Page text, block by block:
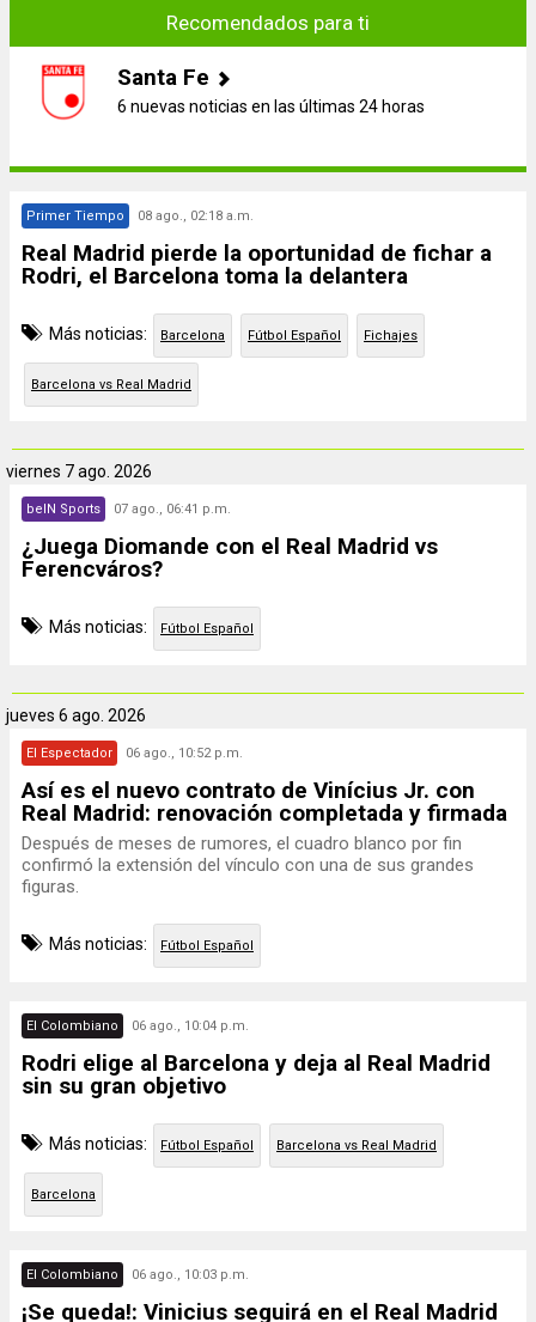
Recomendados para ti
Santa Fe
6 nuevas noticias en las últimas 24 horas
Primer Tiempo 08 ago., 02:18 a.m.
Real Madrid pierde la oportunidad de fichar a
Rodri, el Barcelona toma la delantera
Más noticias: Barcelona Fútbol Español Fichajes
Barcelona vs Real Madrid
viernes 7 ago. 2026
beIN Sports 07 ago., 06:41 p.m.
¿Juega Diomande con el Real Madrid vs
Ferencváros?
Más noticias: Fútbol Español
jueves 6 ago. 2026
El Espectador 06 ago., 10:52 p.m.
Así es el nuevo contrato de Vinícius Jr. con
Real Madrid: renovación completada y firmada
Después de meses de rumores, el cuadro blanco por fin
confirmó la extensión del vínculo con una de sus grandes
figuras.
Más noticias: Fútbol Español
El Colombiano 06 ago., 10:04 p.m.
Rodri elige al Barcelona y deja al Real Madrid
sin su gran objetivo
Más noticias: Fútbol Español Barcelona vs Real Madrid
Barcelona
El Colombiano 06 ago., 10:03 p.m.
¡Se queda!: Vinicius seguirá en el Real Madrid